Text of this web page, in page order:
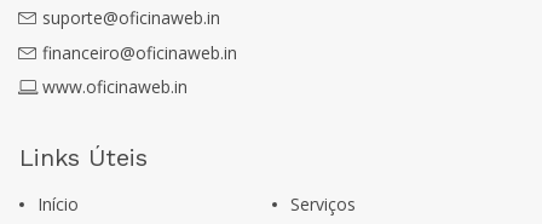
suporte@oficinaweb.in
financeiro@oficinaweb.in
www.oficinaweb.in
Links Úteis
Início
Serviços